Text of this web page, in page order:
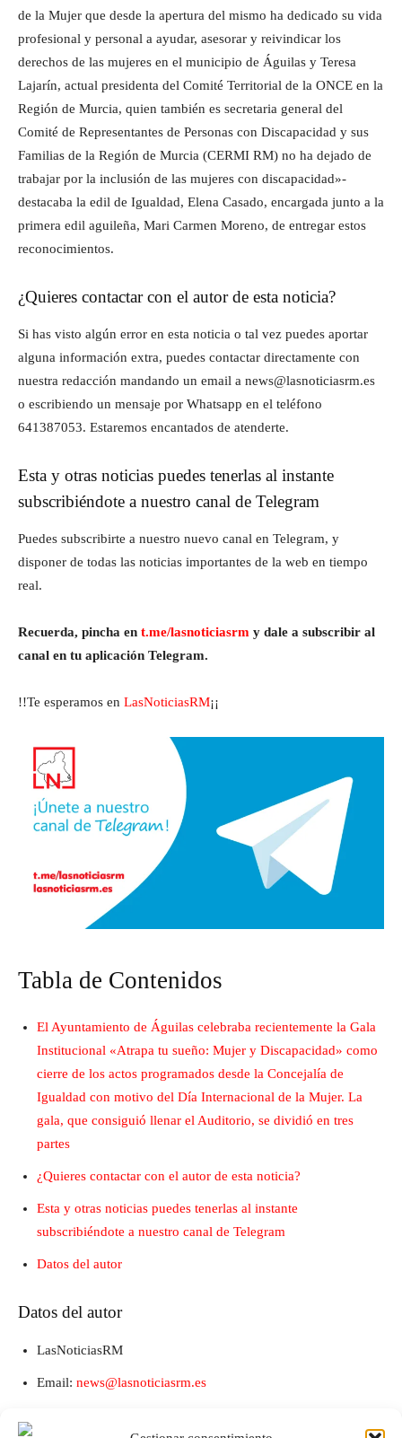
de la Mujer que desde la apertura del mismo ha dedicado su vida
profesional y personal a ayudar, asesorar y reivindicar los
derechos de las mujeres en el municipio de Águilas y Teresa
Lajarín, actual presidenta del Comité Territorial de la ONCE en la
Región de Murcia, quien también es secretaria general del
Comité de Representantes de Personas con Discapacidad y sus
Familias de la Región de Murcia (CERMI RM) no ha dejado de
trabajar por la inclusión de las mujeres con discapacidad»-
destacaba la edil de Igualdad, Elena Casado, encargada junto a la
primera edil aguileña, Mari Carmen Moreno, de entregar estos
reconocimientos.
¿Quieres contactar con el autor de esta noticia?
Si has visto algún error en esta noticia o tal vez puedes aportar
alguna información extra, puedes contactar directamente con
nuestra redacción mandando un email a news@lasnoticiasrm.es
o escribiendo un mensaje por Whatsapp en el teléfono
641387053. Estaremos encantados de atenderte.
Esta y otras noticias puedes tenerlas al instante
subscribiéndote a nuestro canal de Telegram
Puedes subscribirte a nuestro nuevo canal en Telegram, y
disponer de todas las noticias importantes de la web en tiempo
real.
Recuerda, pincha en t.me/lasnoticiasrm y dale a subscribir al
canal en tu aplicación Telegram.
!!Te esperamos en LasNoticiasRM¡¡
Tabla de Contenidos
El Ayuntamiento de Águilas celebraba recientemente la Gala
Institucional «Atrapa tu sueño: Mujer y Discapacidad» como
cierre de los actos programados desde la Concejalía de
Igualdad con motivo del Día Internacional de la Mujer. La
gala, que consiguió llenar el Auditorio, se dividió en tres
partes
¿Quieres contactar con el autor de esta noticia?
Esta y otras noticias puedes tenerlas al instante
subscribiéndote a nuestro canal de Telegram
Datos del autor
Datos del autor
LasNoticiasRM
Email: news@lasnoticiasrm.es